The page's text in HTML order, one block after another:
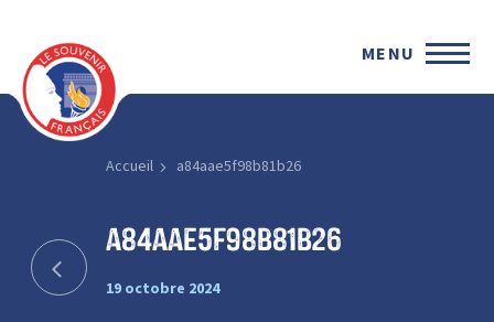
MENU
Accueil a84aae5f98b81b26
a84aae5f98b81b26
19 octobre 2024